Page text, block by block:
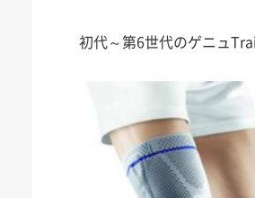
初代～第6世代のゲニュ